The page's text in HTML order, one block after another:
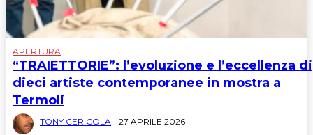
APERTURA
“TRAIETTORIE”: l’evoluzione e l’eccellenza di
dieci artiste contemporanee in mostra a
Termoli
TONY CERICOLA - 27 APRILE 2026